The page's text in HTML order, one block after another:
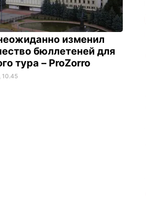
изменил
бюллетеней для
тура – ProZorro
10.45